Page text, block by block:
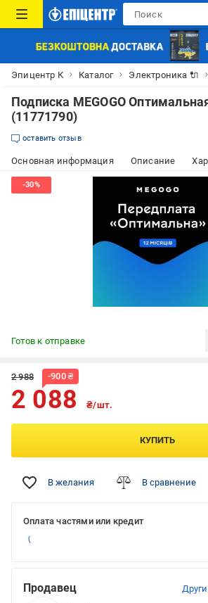
Эпицентр К Каталог Электроника 🔌
Подписка MEGOGO
(11771790)
оставить отзыв
Основная информация Описание
Готов к отправке
2 988 -900₴
2 088 ₴/шт.
КУПИТЬ
В желания В сравнение
Оплата частями или кредит
Продавец